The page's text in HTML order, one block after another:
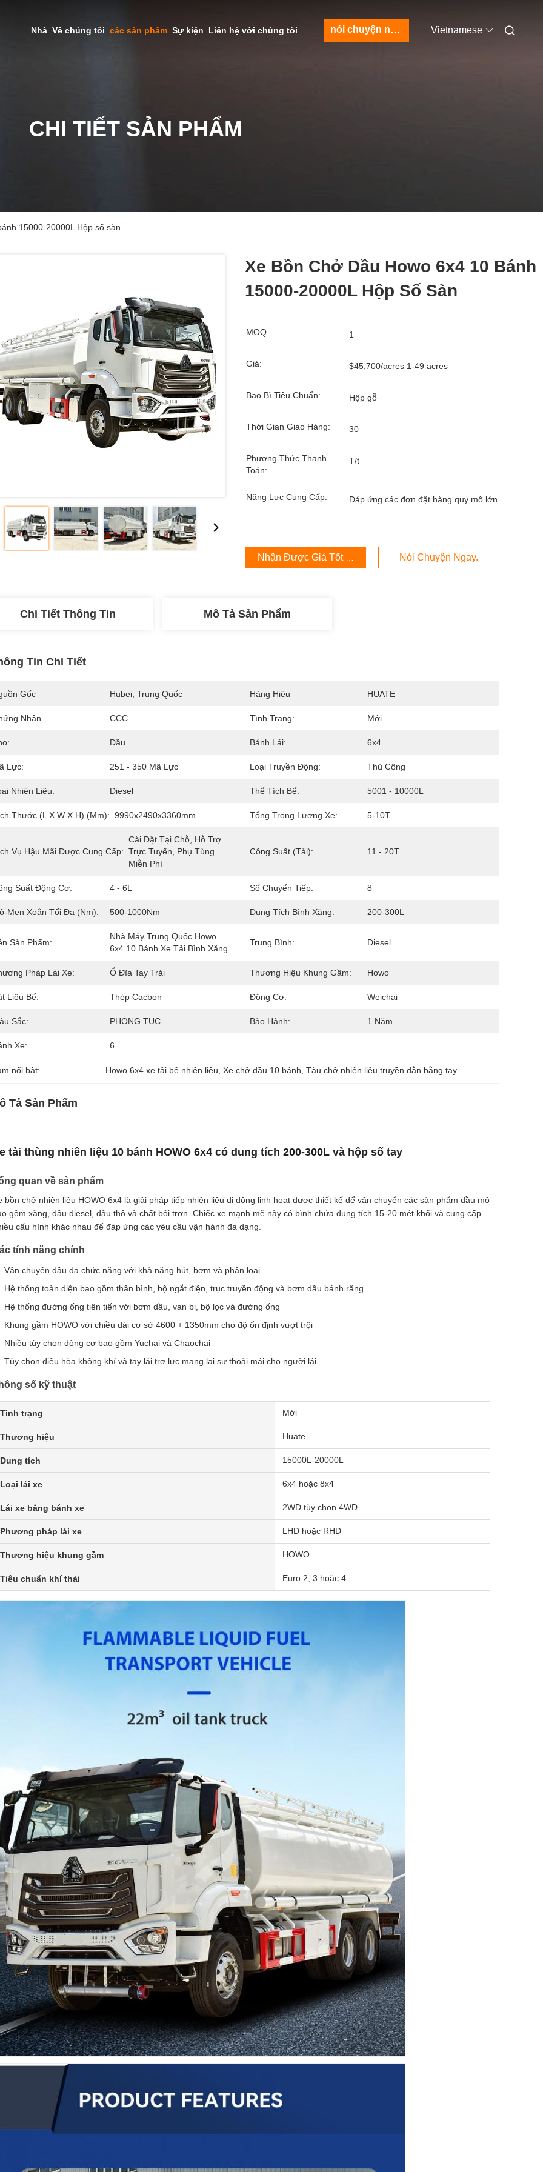
Nhà Về chúng tôi các sản phẩm Sự kiện Liên hệ với chúng tôi nói chuyện ngay. Vietnamese
CHI TIẾT SẢN PHẨM
15000-20000L Hộp số sàn
Xe Bồn Chở Dầu Howo 6x4 10 Bánh
15000-20000L Hộp Số Sàn
MOQ: 1
Giá: $45,700/acres 1-49 acres
Bao Bì Tiêu Chuẩn: Hộp gỗ
Thời Gian Giao Hàng: 30
Phương Thức Thanh
Toán:
T/t
Năng Lực Cung Cấp: Đáp ứng các đơn đặt hàng quy mô lớn
Nhận Được Giá Tốt Nhất Nói Chuyện Ngay.
Chi Tiết Thông Tin Mô Tả Sản Phẩm
Tin Chi Tiết
Gốc Hubei, Trung Quốc Hàng Hiệu HUATE
Nhận CCC Tình Trạng: Mới
Dầu Bánh Lái: 6x4
Lực: 251 - 350 Mã Lực Loại Truyền Động: Thủ Công
Nhiên Liệu: Diesel Thể Tích Bể: 5001 - 10000L
Thước (L X W X H) (mm): 9990x2490x3360mm Tổng Trọng Lượng Xe: 5-10T
Vụ Hậu Mãi Được Cung Cấp:
Cài Đặt Tại Chỗ, Hỗ Trợ
Trực Tuyến, Phụ Tùng
Miễn Phí
Công Suất (Tải): 11 - 20T
Suất Động Cơ: 4 - 6L Số Chuyển Tiếp: 8
Men Xoắn Tối Đa (Nm): 500-1000Nm Dung Tích Bình Xăng: 200-300L
Sản Phẩm:
Nhà Máy Trung Quốc Howo
6x4 10 Bánh Xe Tải Bình Xăng
Trung Bình: Diesel
Pháp Lái Xe: Ổ Đĩa Tay Trái Thương Hiệu Khung Gầm: Howo
Liệu Bể: Thép Cacbon Động Cơ: Weichai
Sắc: PHONG TỤC Bảo Hành: 1 Năm
Xe: 6
nổi bật: Howo 6x4 xe tải bể nhiên liệu , Xe chở dầu 10 bánh , Tàu chở nhiên liệu truyền dẫn bằng tay
Tả Sản Phẩm
tải thùng nhiên liệu 10 bánh HOWO 6x4 có dung tích 200-300L và hộp số tay
quan về sản phẩm
bồn chở nhiên liệu HOWO 6x4 là giải pháp tiếp nhiên liệu di động linh hoạt được thiết kế để vận chuyển các sản phẩm dầu mỏ
gồm xăng, dầu diesel, dầu thô và chất bôi trơn. Chiếc xe mạnh mẽ này có bình chứa dung tích 15-20 mét khối và cung cấp
cấu hình khác nhau để đáp ứng các yêu cầu vận hành đa dạng.
tính năng chính
Vận chuyển dầu đa chức năng với khả năng hút, bơm và phân loại
Hệ thống toàn diện bao gồm thân bình, bộ ngắt điện, trục truyền động và bơm dầu bánh răng
Hệ thống đường ống tiên tiến với bơm dầu, van bi, bộ lọc và đường ống
Khung gầm HOWO với chiều dài cơ sở 4600 + 1350mm cho độ ổn định vượt trội
Nhiều tùy chọn động cơ bao gồm Yuchai và Chaochai
Tùy chọn điều hòa không khí và tay lái trợ lực mang lại sự thoải mái cho người lái
số kỹ thuật
Tình trạng Mới
Thương hiệu Huate
Dung tích 15000L-20000L
Loại lái xe 6x4 hoặc 8x4
Lái xe bằng bánh xe 2WD tùy chọn 4WD
Phương pháp lái xe LHD hoặc RHD
Thương hiệu khung gầm HOWO
Tiêu chuẩn khí thải Euro 2, 3 hoặc 4